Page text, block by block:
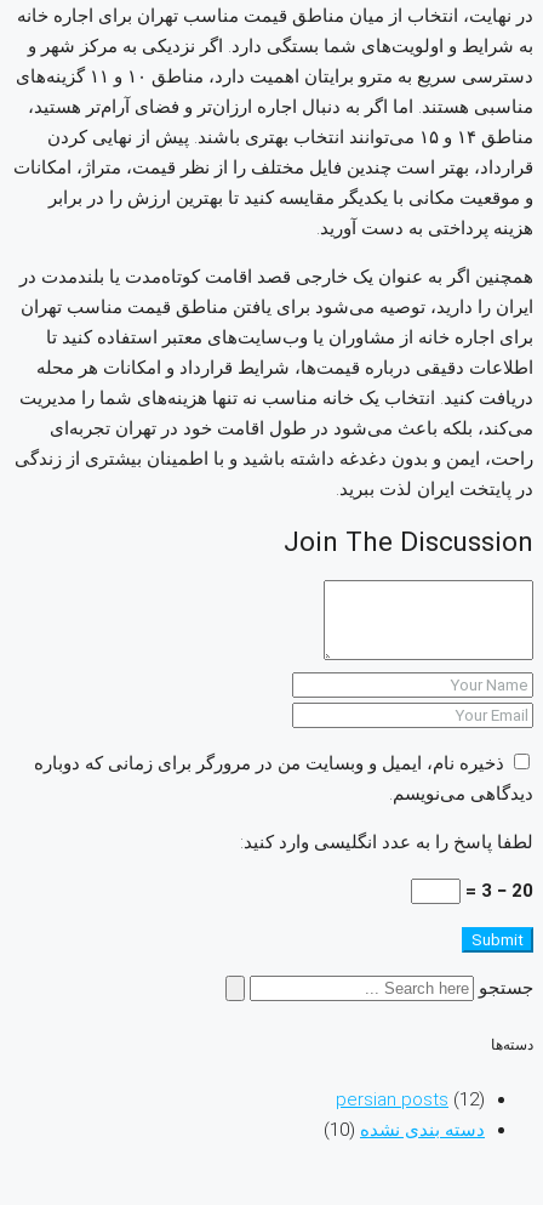
در نهایت، انتخاب از میان مناطق قیمت مناسب تهران برای اجاره خانه
به شرایط و اولویت‌های شما بستگی دارد. اگر نزدیکی به مرکز شهر و
دسترسی سریع به مترو برایتان اهمیت دارد، مناطق ۱۰ و ۱۱ گزینه‌های
مناسبی هستند. اما اگر به دنبال اجاره ارزان‌تر و فضای آرام‌تر هستید،
مناطق ۱۴ و ۱۵ می‌توانند انتخاب بهتری باشند. پیش از نهایی کردن
قرارداد، بهتر است چندین فایل مختلف را از نظر قیمت، متراژ، امکانات
و موقعیت مکانی با یکدیگر مقایسه کنید تا بهترین ارزش را در برابر
هزینه پرداختی به دست آورید.
همچنین اگر به عنوان یک خارجی قصد اقامت کوتاه‌مدت یا بلندمدت در
ایران را دارید، توصیه می‌شود برای یافتن مناطق قیمت مناسب تهران
برای اجاره خانه از مشاوران یا وب‌سایت‌های معتبر استفاده کنید تا
اطلاعات دقیقی درباره قیمت‌ها، شرایط قرارداد و امکانات هر محله
دریافت کنید. انتخاب یک خانه مناسب نه تنها هزینه‌های شما را مدیریت
می‌کند، بلکه باعث می‌شود در طول اقامت خود در تهران تجربه‌ای
راحت، ایمن و بدون دغدغه داشته باشید و با اطمینان بیشتری از زندگی
در پایتخت ایران لذت ببرید.
Join The Discussion
ذخیره نام، ایمیل و وبسایت من در مرورگر برای زمانی که دوباره
دیدگاهی می‌نویسم.
لطفا پاسخ را به عدد انگلیسی وارد کنید:
20 − 3 =
Submit
جستجو
دسته‌ها
persian posts (12)
دسته بندی نشده (10)